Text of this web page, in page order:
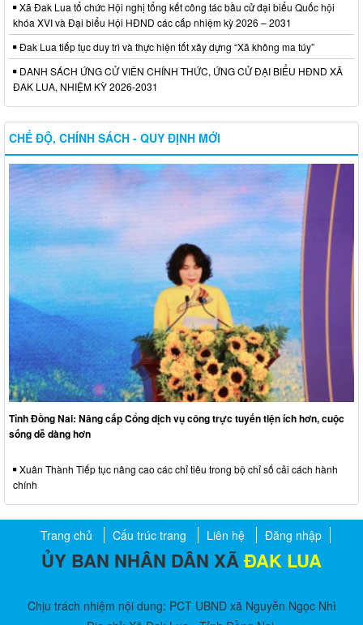
Xã Đak Lua tổ chức Hội nghị tổng kết công tác bầu cử đại biểu Quốc hội
khóa XVI và Đại biểu Hội HĐND các cấp nhiệm kỳ 2026 – 2031
Đak Lua tiếp tục duy trì và thực hiện tốt xây dựng “Xã không ma túy”
DANH SÁCH ỨNG CỬ VIÊN CHÍNH THỨC, ỨNG CỬ ĐẠI BIỂU HĐND XÃ
ĐAK LUA, NHIỆM KỲ 2026-2031
CHẾ ĐỘ, CHÍNH SÁCH - QUY ĐỊNH MỚI
Tỉnh Đồng Nai: Nâng cấp Cổng dịch vụ công trực tuyến tiện ích hơn, cuộc
sống dễ dàng hơn
Xuân Thành Tiếp tục nâng cao các chỉ tiêu trong bộ chỉ số cải cách hành
chính
Trang chủ Cấu trúc trang Liên hệ Đăng nhập
ỦY BAN NHÂN DÂN XÃĐAK LUA
Chịu trách nhiệm nội dung: PCT UBND xã Nguyễn Ngọc Nhì